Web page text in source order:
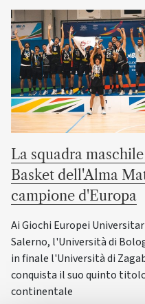
La squadra
Basket dell'Alma
campione d'Europa
Ai Giochi Europei
Salerno, l'Università di
in finale l'Università di
conquista il suo quinto
continentale